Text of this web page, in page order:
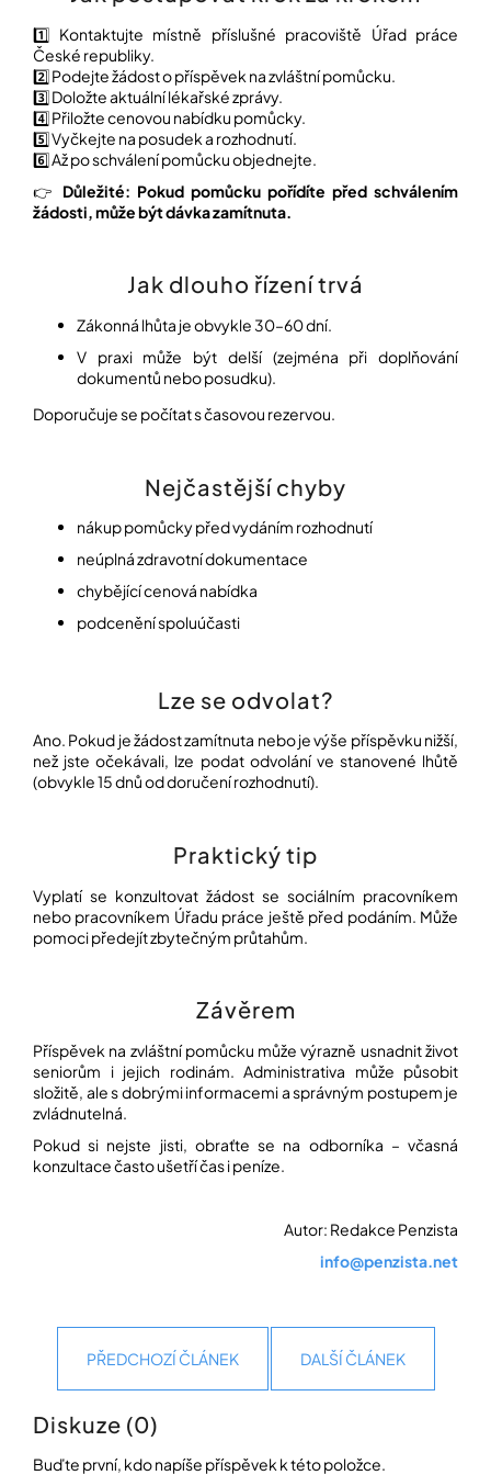
1️⃣ Kontaktujte místně příslušné pracoviště Úřad práce
České republiky.
2️⃣ Podejte žádost o příspěvek na zvláštní pomůcku.
3️⃣ Doložte aktuální lékařské zprávy.
4️⃣ Přiložte cenovou nabídku pomůcky.
5️⃣ Vyčkejte na posudek a rozhodnutí.
6️⃣ Až po schválení pomůcku objednejte.
👉 Důležité: Pokud pomůcku pořídíte před schválením
žádosti, může být dávka zamítnuta.
Jak dlouho řízení trvá
Zákonná lhůta je obvykle 30–60 dní.
V praxi může být delší (zejména při doplňování
dokumentů nebo posudku).
Doporučuje se počítat s časovou rezervou.
Nejčastější chyby
nákup pomůcky před vydáním rozhodnutí
neúplná zdravotní dokumentace
chybějící cenová nabídka
podcenění spoluúčasti
Lze se odvolat?
Ano. Pokud je žádost zamítnuta nebo je výše příspěvku nižší,
než jste očekávali, lze podat odvolání ve stanovené lhůtě
(obvykle 15 dnů od doručení rozhodnutí).
Praktický tip
Vyplatí se konzultovat žádost se sociálním pracovníkem
nebo pracovníkem Úřadu práce ještě před podáním. Může
pomoci předejít zbytečným průtahům.
Závěrem
Příspěvek na zvláštní pomůcku může výrazně usnadnit život
seniorům i jejich rodinám. Administrativa může působit
složitě, ale s dobrými informacemi a správným postupem je
zvládnutelná.
Pokud si nejste jisti, obraťte se na odborníka – včasná
konzultace často ušetří čas i peníze.
Autor: Redakce Penzista
info@penzista.net
PŘEDCHOZÍ ČLÁNEK DALŠÍ ČLÁNEK
Diskuze (0)
Buďte první, kdo napíše příspěvek k této položce.